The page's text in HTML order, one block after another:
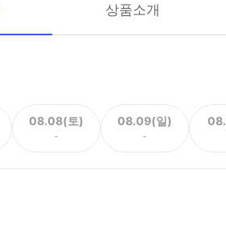
상품소개
08.08(토)
-
08.09(일)
-